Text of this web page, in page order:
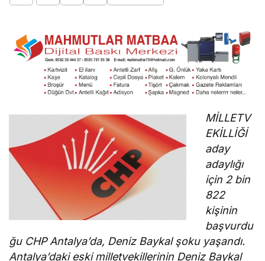
MİLLETV
EKİLLİĞİ
aday
adaylığı
için 2 bin
822
kişinin
başvurdu
ğu CHP Antalya’da, Deniz Baykal şoku yaşandı.
Antalya’daki eski milletvekillerinin Deniz Baykal